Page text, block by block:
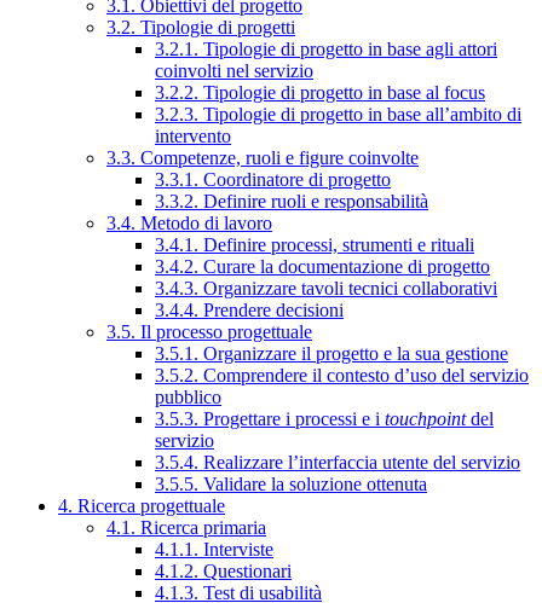
3.1. Obiettivi del progetto
3.2. Tipologie di progetti
3.2.1. Tipologie di progetto in base agli attori
coinvolti nel servizio
3.2.2. Tipologie di progetto in base al focus
3.2.3. Tipologie di progetto in base all’ambito di
intervento
3.3. Competenze, ruoli e figure coinvolte
3.3.1. Coordinatore di progetto
3.3.2. Definire ruoli e responsabilità
3.4. Metodo di lavoro
3.4.1. Definire processi, strumenti e rituali
3.4.2. Curare la documentazione di progetto
3.4.3. Organizzare tavoli tecnici collaborativi
3.4.4. Prendere decisioni
3.5. Il processo progettuale
3.5.1. Organizzare il progetto e la sua gestione
3.5.2. Comprendere il contesto d’uso del servizio
pubblico
3.5.3. Progettare i processi e i touchpointdel
servizio
3.5.4. Realizzare l’interfaccia utente del servizio
3.5.5. Validare la soluzione ottenuta
4. Ricerca progettuale
4.1. Ricerca primaria
4.1.1. Interviste
4.1.2. Questionari
4.1.3. Test di usabilità